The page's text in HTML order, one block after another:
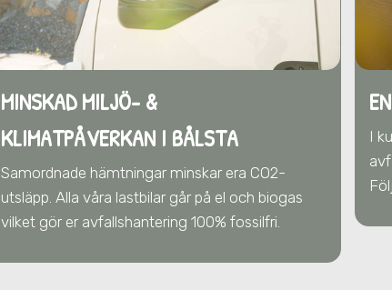
MINSKAD MILJÖ- &
KLIMATPÅVERKAN I BÅLSTA
Samordnade hämtningar minskar era CO2-
utsläpp. Alla våra lastbilar går på el och biogas
vilket gör er avfallshantering 100% fossilfri.
I